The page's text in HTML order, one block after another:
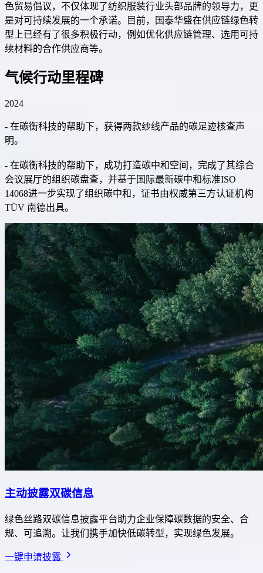
色贸易倡议，不仅体现了纺织服装行业头部品牌的领导力，更
是对可持续发展的一个承诺。目前，国泰华盛在供应链绿色转
型上已经有了很多积极行动，例如优化供应链管理、选用可持
续材料的合作供应商等。
气候行动里程碑
2024
- 在碳衡科技的帮助下，获得两款纱线产品的碳足迹核查声
明。
- 在碳衡科技的帮助下，成功打造碳中和空间，完成了其综合
会议展厅的组织碳盘查，并基于国际最新碳中和标准ISO
14068进一步实现了组织碳中和，证书由权威第三方认证机构
TÜV 南德出具。
主动披露双碳信息
绿色丝路双碳信息披露平台助力企业保障碳数据的安全、合
规、可追溯。让我们携手加快低碳转型，实现绿色发展。
一键申请披露